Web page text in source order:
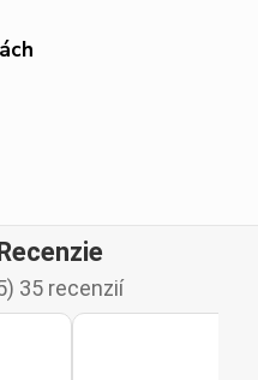
35 recenzií